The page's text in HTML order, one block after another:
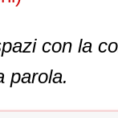
con la
parola.